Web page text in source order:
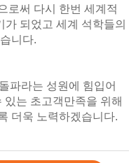
로써 다시 한번 세계적
되었고 세계 석학들의
니다.
파라는 성원에 힘입어
는 초고객만족을 위해
더욱 노력하겠습니다.